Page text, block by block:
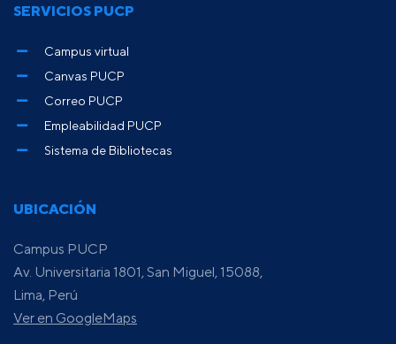
UBICACIÓN
Campus PUCP
Av. Universitaria 1801, San Miguel, 15088,
Lima, Perú
Ver en GoogleMaps
SERVICIOS PUCP
Campus virtual
Canvas PUCP
Correo PUCP
Empleabilidad PUCP
Sistema de Bibliotecas